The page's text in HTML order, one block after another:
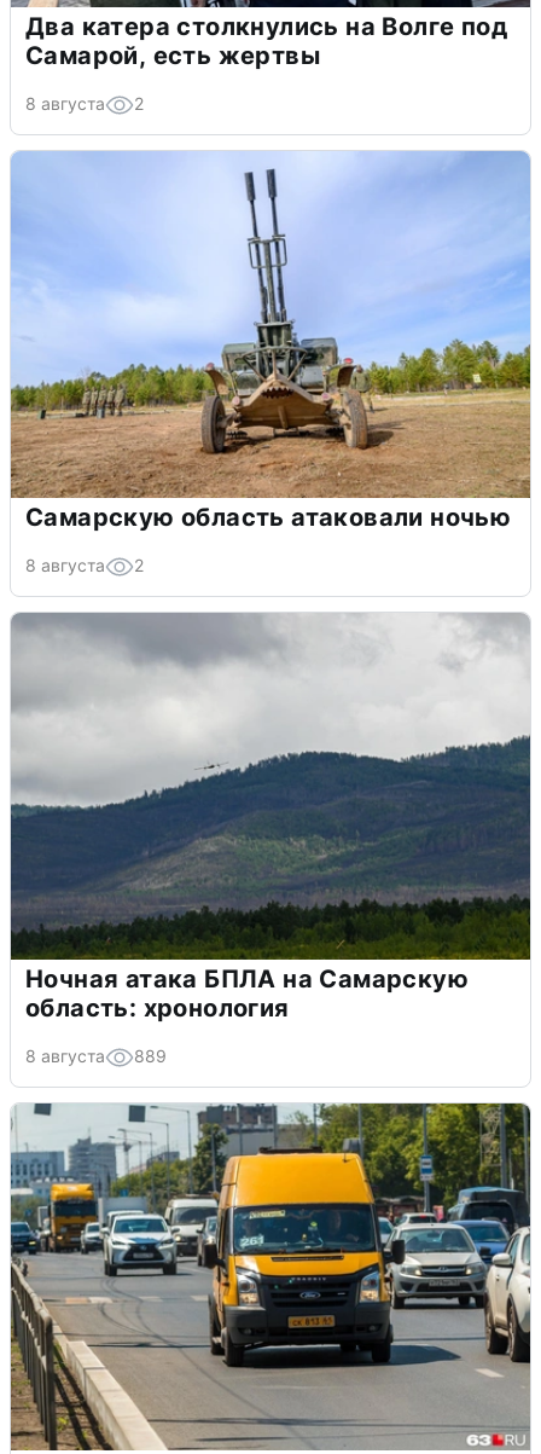
Два катера столкнулись на Волге под
Самарой, есть жертвы
8 августа 2
Самарскую область атаковали ночью
8 августа 2
Ночная атака БПЛА на Самарскую
область: хронология
8 августа 889